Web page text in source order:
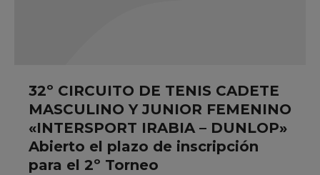
32º CIRCUITO DE TENIS CADETE
MASCULINO Y JUNIOR FEMENINO
«INTERSPORT IRABIA – DUNLOP»
Abierto el plazo de inscripción
para el 2º Torneo